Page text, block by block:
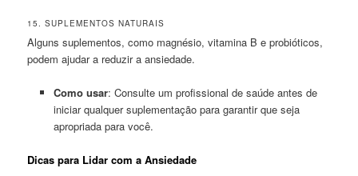
15. SUPLEMENTOS NATURAIS
Alguns suplementos, como magnésio, vitamina B e probióticos,
podem ajudar a reduzir a ansiedade.
Como usar: Consulte um profissional de saúde antes de
iniciar qualquer suplementação para garantir que seja
apropriada para você.
Dicas para Lidar com a Ansiedade